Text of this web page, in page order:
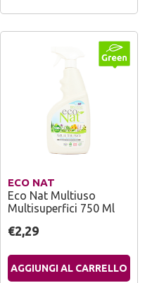
ECO NAT
Eco Nat Multiuso
Multisuperfici 750 Ml
€2,29
AGGIUNGI AL CARRELLO